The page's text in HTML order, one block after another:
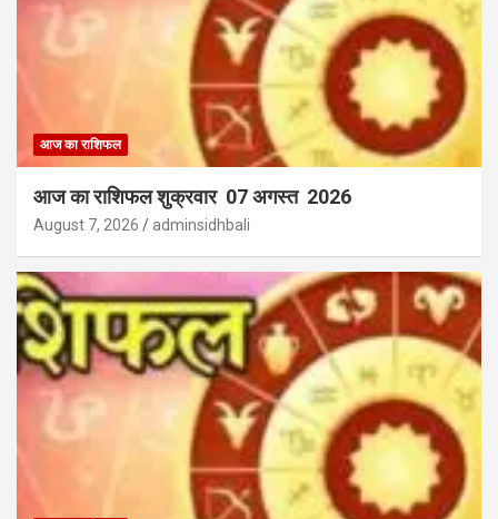
आज का राशिफल
आज का राशिफल शुक्रवार 07 अगस्त 2026
August 7, 2026 adminsidhbali